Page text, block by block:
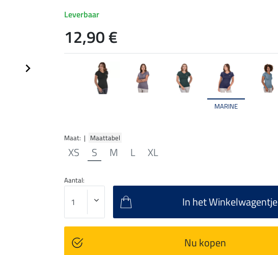
MARINE
Maat: | Maattabel
XS S M L XL
Leverbaar
12,90 €
Aantal:
In het Winkelwagentje
Nu kopen